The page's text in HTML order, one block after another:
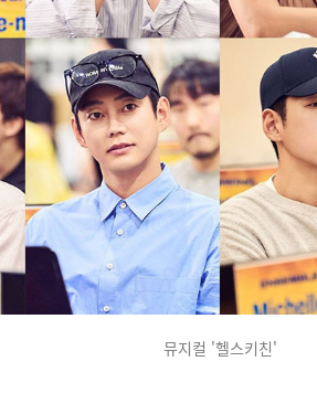
뮤지컬 '헬스키친'